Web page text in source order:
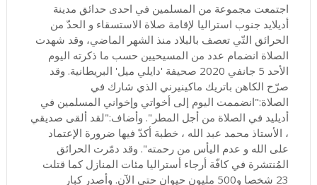
اجتمعت مجموعة من المسلمين في احدى حدائق مدينة
أديلايد جنوب استراليا لإقامة صلاة الاستسقاء و الحدّ من
الحرائق التّي تعصف بالبلاد منذ الشهر الماضي، وقد شهدت
الصلاة انضمام عدد من المسيحيين حسب ما ذكرته اليوم
الأحد 5 جانفي 2020 صحيفة 'دايلي ميل' البريطانية. وقد
صرّح الكاهن باتريك ماكينيرني الذي شارك في
الصلاة:"انضممت اليوم إلى أخواتي وإخواني المسلمين في
أديليد في الصلاة من أجل المطر". وأضاف:"لقد ألقى صديقي
، الأستاذ محمد عبد الله ، خطبة أكدّ فيها ضرورة الإعتماد
على الله و عدم اليأس من رحمته". وقد دمّرت الحرائق
المُنتشرة في كافّة أرجاء أستراليا مئات المنازل كما قتلت
23 شخصا و500 مليون حيوان حتى الآن. وأصدر كبار